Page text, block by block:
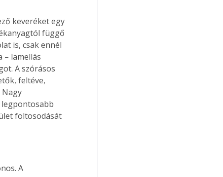
keveréket egy
függő
is, csak ennél
– lamellás
A szórásos
feltéve,
Nagy
foltosodását
A